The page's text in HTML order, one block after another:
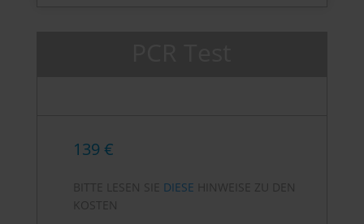
139 €
BITTE LESEN SIE DIESE HINWEISE ZU DEN
KOSTEN